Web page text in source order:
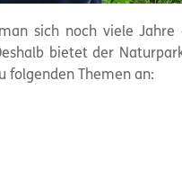
sich noch viele
bietet der
folgenden Themen an: